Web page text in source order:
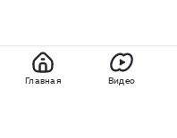
Главная Видео